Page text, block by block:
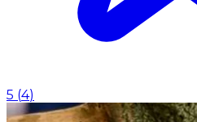
5 (4)